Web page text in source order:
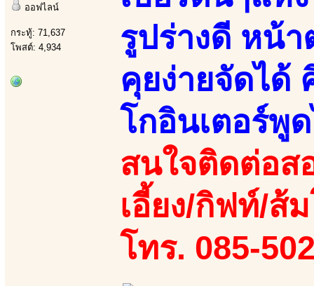
ออฟไลน์
กระทู้: 71,637
โพสต์: 4,934
รูปร่างดี หน้
คุยง่ายจัดได้
โกอินเตอร์พู
สนใจติดต่อส
เอี้ยง/กิฟท์/ส้
โทร. 085-